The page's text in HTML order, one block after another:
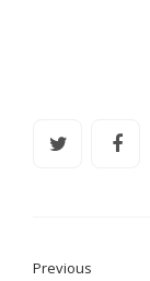
Previous